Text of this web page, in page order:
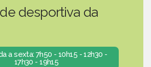
desportiva da
a sexta: 7h50 - 10h15 - 12h30 -
17h30 - 19h15